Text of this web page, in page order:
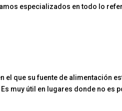
especializados en todo lo
el que su fuente de alimentación
muy útil en lugares donde no es